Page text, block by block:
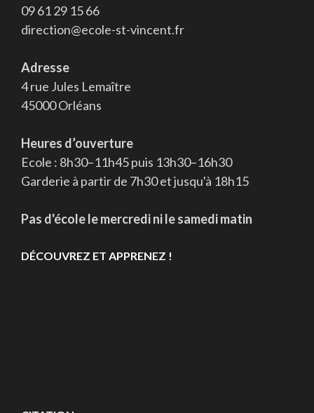
09 61 29 15 66
direction@ecole-st-vincent.fr
Adresse
4 rue Jules Lemaître
45000 Orléans
Heures d’ouverture
Ecole : 8h30–11h45 puis 13h30–16h30
Garderie à partir de 7h30 et jusqu'à 18h15
Pas d'école le mercredi ni le samedi matin
DÉCOUVREZ ET APPRENEZ !